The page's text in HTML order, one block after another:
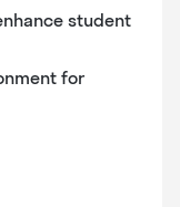
student
for